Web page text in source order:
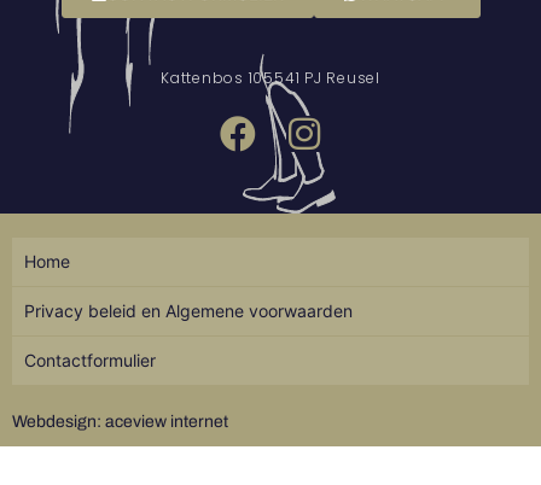
Kattenbos 105541 PJ Reusel
Webdesign: aceview internet
Home
Privacy beleid en Algemene voorwaarden
Contactformulier